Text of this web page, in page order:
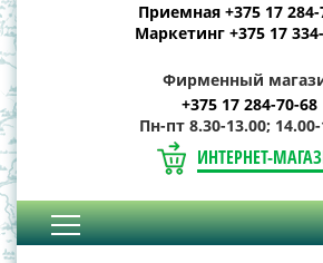
Приемная +375 17 284-
Маркетинг +375 17
Фирменный
+375 17 284-70-68
Пн-пт 8.30-13.00;
ИНТЕРНЕТ-